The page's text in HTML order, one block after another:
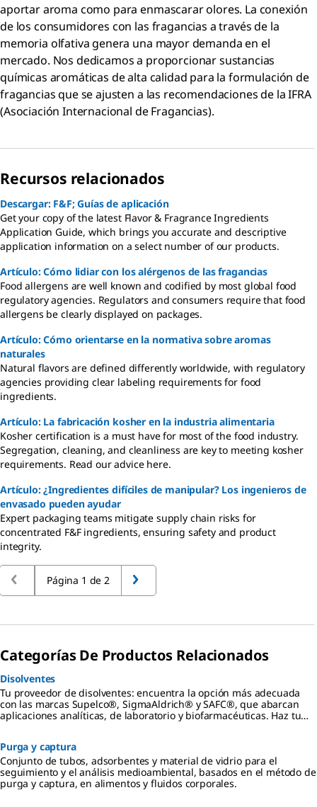
aportar aroma como para enmascarar olores. La conexión
de los consumidores con las fragancias a través de la
memoria olfativa genera una mayor demanda en el
mercado. Nos dedicamos a proporcionar sustancias
químicas aromáticas de alta calidad para la formulación de
fragancias que se ajusten a las recomendaciones de la IFRA
(Asociación Internacional de Fragancias).
Recursos relacionados
Descargar: F&F; Guías de aplicación
Get your copy of the latest Flavor & Fragrance Ingredients
Application Guide, which brings you accurate and descriptive
application information on a select number of our products.
Artículo: Cómo lidiar con los alérgenos de las fragancias
Food allergens are well known and codified by most global food
regulatory agencies. Regulators and consumers require that food
allergens be clearly displayed on packages.
Artículo: Cómo orientarse en la normativa sobre aromas
naturales
Natural flavors are defined differently worldwide, with regulatory
agencies providing clear labeling requirements for food
ingredients.
Artículo: La fabricación kosher en la industria alimentaria
Kosher certification is a must have for most of the food industry.
Segregation, cleaning, and cleanliness are key to meeting kosher
requirements. Read our advice here.
Artículo: ¿Ingredientes difíciles de manipular? Los ingenieros de
envasado pueden ayudar
Expert packaging teams mitigate supply chain risks for
concentrated F&F ingredients, ensuring safety and product
integrity.
Página 1 de 2
Categorías De Productos Relacionados
Disolventes
Tu proveedor de disolventes: encuentra la opción más adecuada
con las marcas Supelco®, SigmaAldrich® y SAFC®, que abarcan
aplicaciones analíticas, de laboratorio y biofarmacéuticas. Haz tu
Purga y captura
Conjunto de tubos, adsorbentes y material de vidrio para el
seguimiento y el análisis medioambiental, basados en el método de
purga y captura, en alimentos y fluidos corporales.